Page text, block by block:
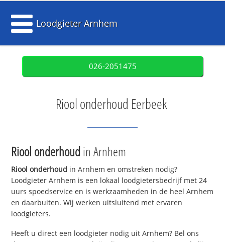
Loodgieter Arnhem
026-2051475
Riool onderhoud Eerbeek
Riool onderhoudin Arnhem
Riool onderhoud in Arnhem en omstreken nodig?
Loodgieter Arnhem is een lokaal loodgietersbedrijf met 24
uurs spoedservice en is werkzaamheden in de heel Arnhem
en daarbuiten. Wij werken uitsluitend met ervaren
loodgieters.
Heeft u direct een loodgieter nodig uit Arnhem? Bel ons